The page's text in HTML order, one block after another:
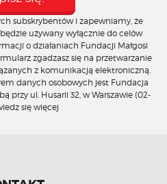
subskrybentów i zapewniamy, że
używany wyłącznie do celów
o działaniach Fundacji Małgosi
zgadzasz się na przetwarzanie
z komunikacją elektroniczną.
danych osobowych jest Fundacja
przy ul. Husarii 32, w Warszawie (02-
się więcej